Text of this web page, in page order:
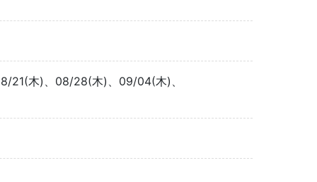
21(木)、08/28(木)、09/04(木)、